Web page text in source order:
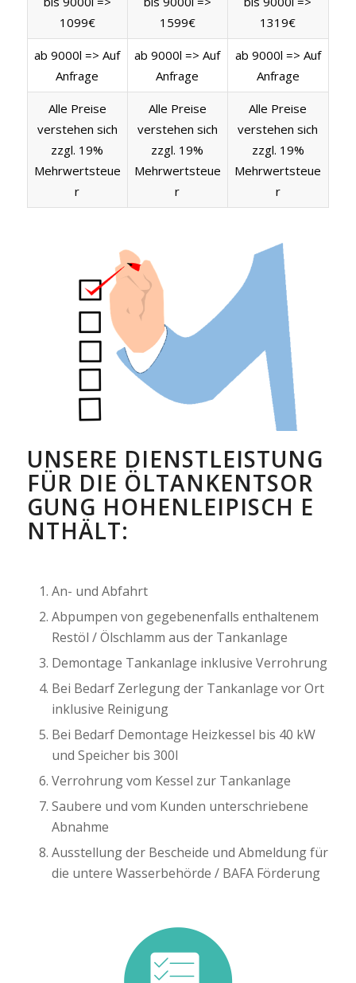
1099€
1599€
1319€
ab 9000l => Auf
Anfrage
ab 9000l => Auf
Anfrage
ab 9000l => Auf
Anfrage
Alle Preise
verstehen sich
zzgl. 19%
Mehrwertsteue
r
Alle Preise
verstehen sich
zzgl. 19%
Mehrwertsteue
r
Alle Preise
verstehen sich
zzgl. 19%
Mehrwertsteue
r
UNSERE DIENSTLEISTUNG
FÜR DIE ÖLTANKENTSOR
GUNG HOHENLEIPISCH E
NTHÄLT:
An- und Abfahrt
Abpumpen von gegebenenfalls enthaltenem
Restöl / Ölschlamm aus der Tankanlage
Demontage Tankanlage inklusive Verrohrung
Bei Bedarf Zerlegung der Tankanlage vor Ort
inklusive Reinigung
Bei Bedarf Demontage Heizkessel bis 40 kW
und Speicher bis 300l
Verrohrung vom Kessel zur Tankanlage
Saubere und vom Kunden unterschriebene
Abnahme
Ausstellung der Bescheide und Abmeldung für
die untere Wasserbehörde / BAFA Förderung